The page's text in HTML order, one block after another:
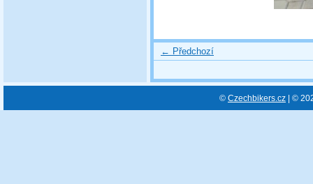
← Předchozí
© Czechbikers.cz | ©